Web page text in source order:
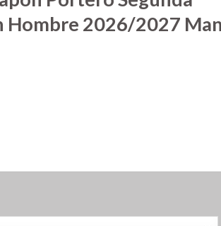
Hombre 2026/2027